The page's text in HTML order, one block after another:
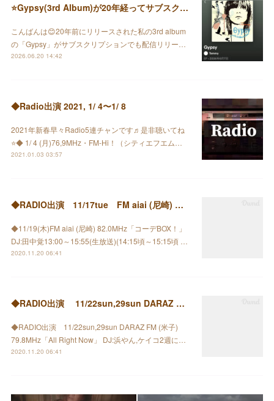
⭐️Gypsy(3rd Album)が20年経ってサブスクで配信されました♪
こんばんは😊20年前にリリースされた私の3rd album
の「Gypsy」がサブスクリプションでも配信リリー…
2026.06.20 14:42
◆Radio出演 2021, 1/ 4〜1/ 8
2021年新春早々Radio5連チャンです♬是非聴いてね
⭐️◆ 1/ 4 (月)76,9MHz・FM-Hi！（シティエフエム…
2021.01.03 03:57
◆RADIO出演 11/17tue FM aiai (尼崎) コーデBOX！」
◆11/19(木)FM aiai (尼崎) 82.0MHz「コーデBOX！」
DJ:田中覚13:00～15:55(生放送)(14:15頃～15:15頃 …
2020.11.20 06:41
◆RADIO出演 11/22sun,29sun DARAZ FM (米子) 79.8MHz
◆RADIO出演 11/22sun,29sun DARAZ FM (米子)
79.8MHz「All Right Now」 DJ:浜やん,ケイコ2週に…
2020.11.20 06:41